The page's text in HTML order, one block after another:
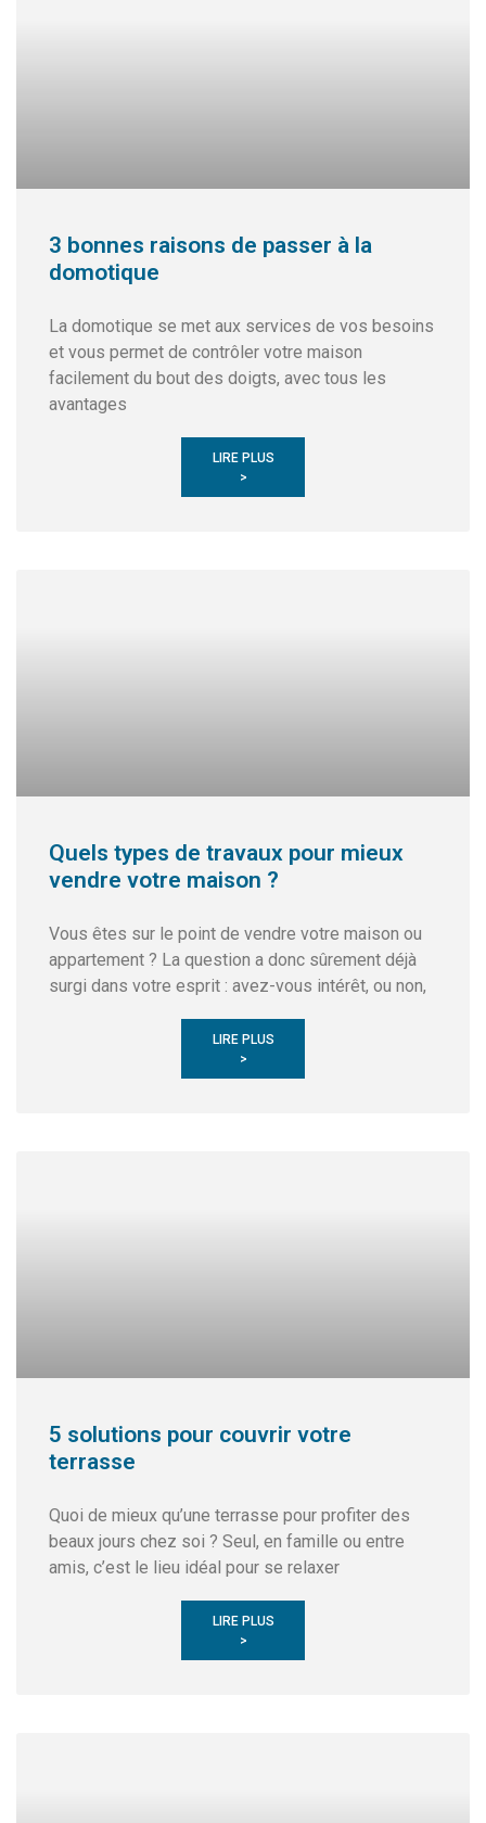
3 bonnes raisons de passer à la
domotique
La domotique se met aux services de vos besoins
et vous permet de contrôler votre maison
facilement du bout des doigts, avec tous les
avantages
LIRE PLUS
>
Quels types de travaux pour mieux
vendre votre maison ?
Vous êtes sur le point de vendre votre maison ou
appartement ? La question a donc sûrement déjà
surgi dans votre esprit : avez-vous intérêt, ou non,
LIRE PLUS
>
5 solutions pour couvrir votre
terrasse
Quoi de mieux qu’une terrasse pour profiter des
beaux jours chez soi ? Seul, en famille ou entre
amis, c’est le lieu idéal pour se relaxer
LIRE PLUS
>